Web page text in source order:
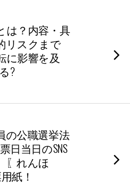
は？内容・具
リスクまで
に影響を及
?
の公職選挙法
日当日のSNS
れんほ
紙！